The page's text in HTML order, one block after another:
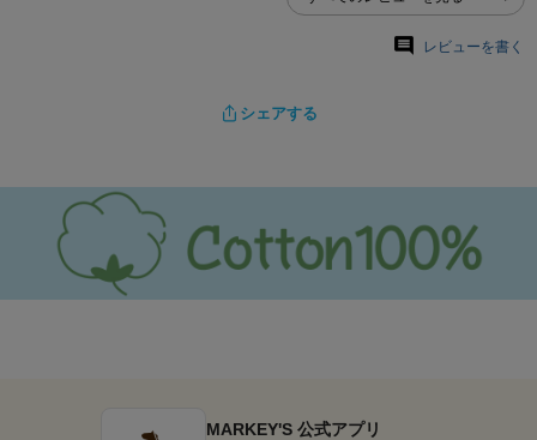
レビューを書く
シェアする
MARKEY'S 公式アプリ